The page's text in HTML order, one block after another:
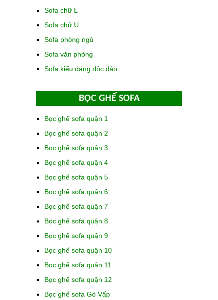
Sofa chữ L
Sofa chữ U
Sofa phòng ngủ
Sofa văn phòng
Sofa kiểu dáng độc đáo
BỌC GHẾ SOFA
Bọc ghế sofa quận 1
Bọc ghế sofa quận 2
Bọc ghế sofa quận 3
Bọc ghế sofa quận 4
Bọc ghế sofa quận 5
Bọc ghế sofa quận 6
Bọc ghế sofa quận 7
Bọc ghế sofa quận 8
Bọc ghế sofa quận 9
Bọc ghế sofa quận 10
Bọc ghế sofa quận 11
Bọc ghế sofa quận 12
Bọc ghế sofa Gò Vấp